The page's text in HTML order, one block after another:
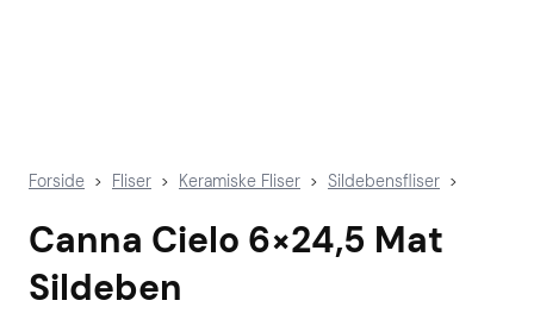
Forside > Fliser > Keramiske Fliser > Sildebensfliser >
Canna Cielo 6×24,5 Mat
Sildeben